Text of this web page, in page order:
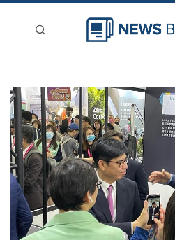
新聞稿分類
登入
刊登